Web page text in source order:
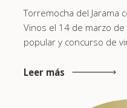
Torremocha del Jarama
Vinos el 14 de marzo
popular y concurso de
Leer más